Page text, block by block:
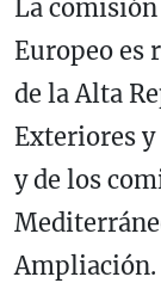
La
Europeo es
de la Alta
Exteriores y
y de los
Ampliación.